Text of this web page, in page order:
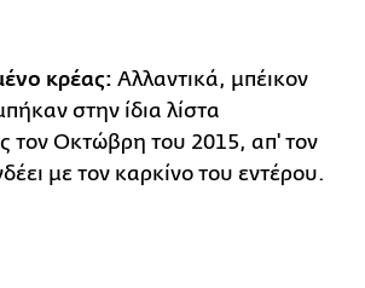
κρέας: Αλλαντικά, μπέικον
στην ίδια λίστα
τον Οκτώβρη του 2015, απ' τον
με τον καρκίνο του εντέρου.